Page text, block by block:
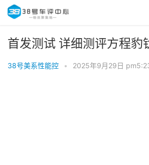
首发测试 详细测评方程豹
38号美系性能控 • 2025年9月29日